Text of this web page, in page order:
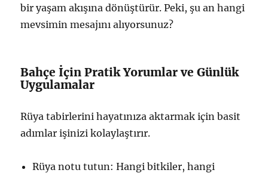
bir yaşam akışına dönüştürür. Peki, şu an hangi
mevsimin mesajını alıyorsunuz?
Bahçe İçin Pratik Yorumlar ve Günlük
Uygulamalar
Rüya tabirlerini hayatınıza aktarmak için basit
adımlar işinizi kolaylaştırır.
Rüya notu tutun: Hangi bitkiler, hangi